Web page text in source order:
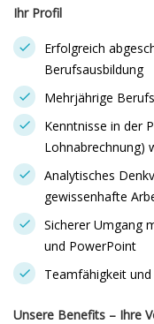
Ihr Profil
Erfolgreich
Berufsausbildung
Mehrjährige
Kenntnisse in der
Lohnabrechnung)
Analytisches
gewissenhafte
Sicherer Umgang
und PowerPoint
Teamfähigkeit
Unsere Benefits – Ihre